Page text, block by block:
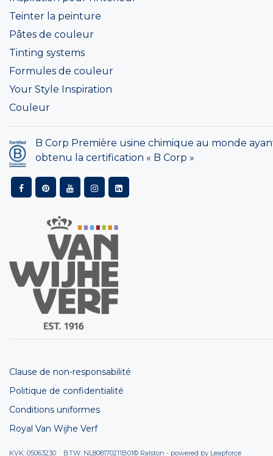
Teinter la peinture
Pâtes de couleur
Tinting systems
Formules de couleur
Your Style Inspiration
Couleur
B Corp Première usine chimique au monde
obtenu la certification « B Corp »
Clause de non-responsabilité
Politique de confidentialité
Conditions uniformes
Royal Van Wijhe Verf
KVK: 05063230 BTW: NL808170211B01© Ralston - powered by Leapforce